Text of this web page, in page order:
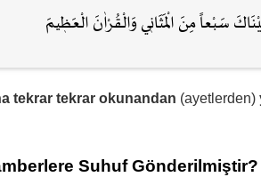
سَبْعاً مِنَ الْمَثَانٖي وَالْقُرْاٰنَ الْعَظٖيمَ
tekrar tekrar okunandan (ayetlerden)
Suhuf Gönderilmiştir?